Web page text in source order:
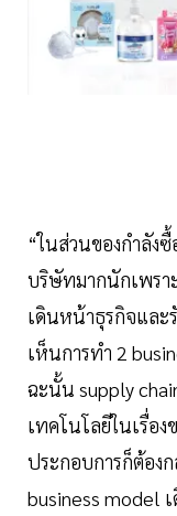
“ในส่วนของกำลัง
บริษัทมากนักเพรา
เดินหน้าธุรกิจและ
เห็นการทำ 2
ฉะนั้น supply
เทคโนโลยีในเรื่อ
ประกอบการก็ต้อง
business model